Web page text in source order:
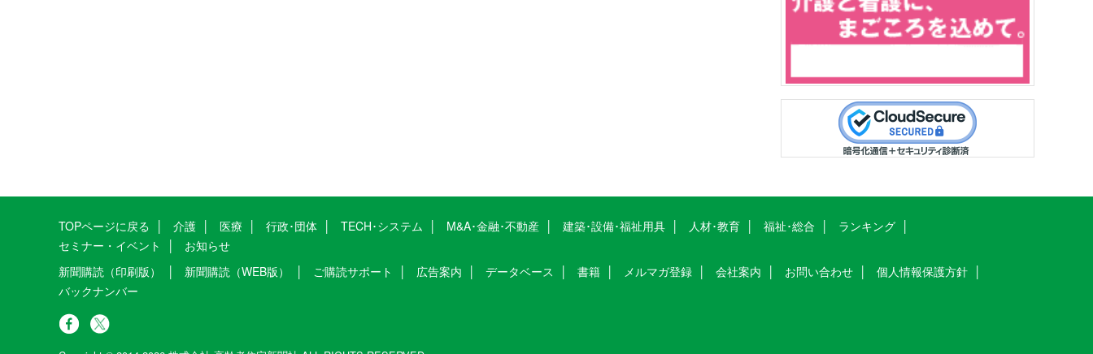
TOPページに戻る 介護 医療 行政･団体 TECH･システム M&A･金融･不動産 建築･設備･福祉用具 人材･教育 福祉･総合
ランキング
セミナー・イベント
お知らせ
新聞購読（印刷版）
新聞購読（WEB版） ご購読サポート 広告案内 データベース 書籍 メルマガ登録 会社案内 お問い合わせ
個人情報保護方針
バックナンバー